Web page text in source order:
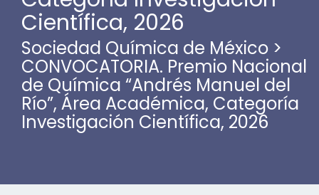
Científica, 2026
Sociedad Química de México >
CONVOCATORIA. Premio Nacional
de Química “Andrés Manuel del
Río”, Área Académica, Categoría
Investigación Científica, 2026